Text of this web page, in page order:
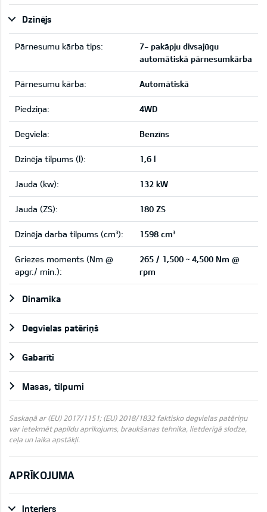
Dzinējs
Pārnesumu kārba tips:
7- pakāpju divsajūgu
automātiskā pārnesumkārba
Pārnesumu kārba: Automātiskā
Piedziņa: 4WD
Degviela: Benzīns
Dzinēja tilpums (l): 1,6 l
Jauda (kw): 132 kW
Jauda (ZS): 180 ZS
Dzinēja darba tilpums (cm³): 1598 cm³
Griezes moments (Nm @
apgr./ min.):
265 / 1,500 ~ 4,500 Nm @
rpm
Dinamika
Degvielas patēriņš
Gabarīti
Masas, tilpumi
Saskaņā ar (EU) 2017/1151; (EU) 2018/1832 faktisko degvielas patēriņu
var ietekmēt papildu aprīkojums, braukšanas tehnika, lietderīgā slodze,
ceļa un laika apstākļi.
APRĪKOJUMA
Interjers